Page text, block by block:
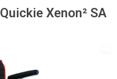
Quickie Xenon² SA